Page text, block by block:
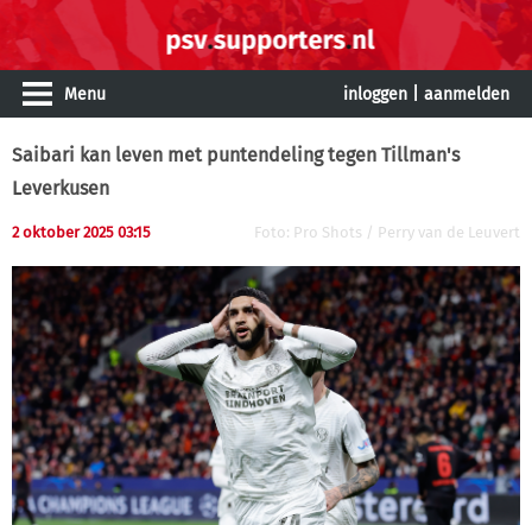
Menu inloggen aanmelden
Saibari kan leven met puntendeling tegen Tillman's
Leverkusen
2 oktober 2025 03:15 Foto: Pro Shots / Perry van de Leuvert